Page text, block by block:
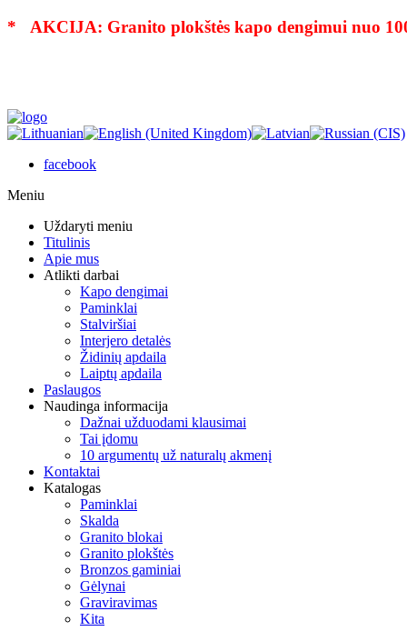
* AKCIJA: Granito plokštės kapo dengimui nuo
facebook
Meniu
Uždaryti meniu
Titulinis
Apie mus
Atlikti darbai
Kapo dengimai
Paminklai
Stalviršiai
Interjero detalės
Židinių apdaila
Laiptų apdaila
Paslaugos
Naudinga informacija
Dažnai užduodami klausimai
Tai įdomu
10 argumentų už naturalų akmenį
Kontaktai
Katalogas
Paminklai
Skalda
Granito blokai
Granito plokštės
Bronzos gaminiai
Gėlynai
Graviravimas
Kita